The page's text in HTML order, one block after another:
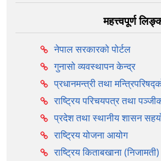
महत्त्वपूर्ण
नेपाल सरकारको पोर्टल
गुनासो व्यवस्थापन केन्द्र
प्रधानमन्त्री तथा
राष्ट्रिय परिचयपत्र तथा
प्रदेश तथा स्थानीय शासन
राष्ट्रिय योजना आयोग
राष्ट्रिय किताबखाना (निजामती)